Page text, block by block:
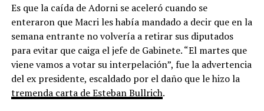
Es que la caída de Adorni se aceleró cuando se
enteraron que Macri les había mandado a decir que en la
semana entrante no volvería a retirar sus diputados
para evitar que caiga el jefe de Gabinete. “El martes que
viene vamos a votar su interpelación”, fue la advertencia
del ex presidente, escaldado por el daño que le hizo la
tremenda carta de Esteban Bullrich.